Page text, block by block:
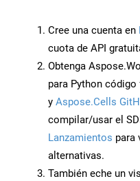
Cree una cuenta en
cuota de API
Obtenga
para Python código
y Aspose.Cells
compilar/usar el
Lanzamientos para
alternativas.
También eche un